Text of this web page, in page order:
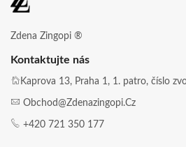
Zdena Zingopi ®
Kontaktujte nás
Kaprova 13, Praha 1, 1. patro, číslo
Obchod@zdenazingopi.cz
+420 721 350 177